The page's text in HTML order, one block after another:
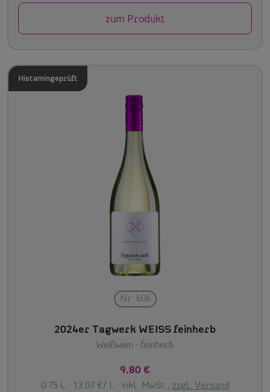
zum Produkt
Histamingeprüft
Nr. 606
2024er Tagwerk WEISS feinherb
Weißwein · feinherb
9.80 €
0.75 L · 13.07 €/ L · inkl. MwSt., zzgl. Versand